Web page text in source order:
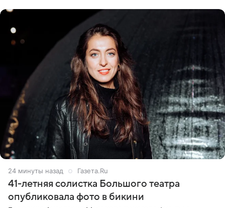
24 минуты назад Газета.Ru
41-летняя солистка Большого театра
опубликовала фото в бикини